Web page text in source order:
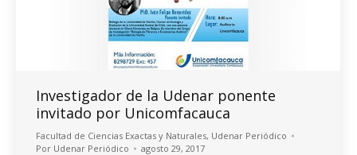
Investigador de la Udenar ponente
invitado por Unicomfacauca
Facultad de Ciencias Exactas y Naturales, Udenar Periódico
Por Udenar Periódico agosto 29, 2017